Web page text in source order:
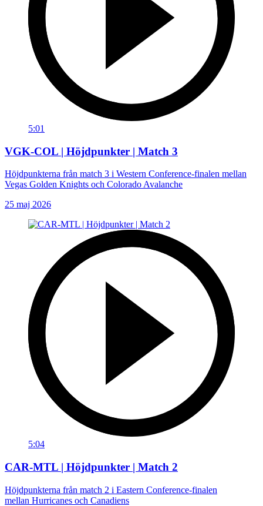
5:01
VGK-COL | Höjdpunkter | Match 3
Höjdpunkterna från match 3 i Western Conference-finalen mellan
Vegas Golden Knights och Colorado Avalanche
25 maj 2026
5:04
CAR-MTL | Höjdpunkter | Match 2
Höjdpunkterna från match 2 i Eastern Conference-finalen
mellan Hurricanes och Canadiens